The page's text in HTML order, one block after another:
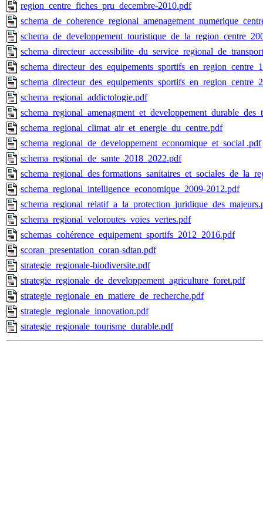
region_centre_fiches_pru_decembre-2010.pdf
schema_regional_addictologie.pdf
schema_regional_climat_air_et_energie_du_centre.pdf
schema_regional_de_developpement_economique_et_social .pdf
schema_regional_de_sante_2018_2022.pdf
schema_regional_des
schema_regional_intelligence_economique_2009-2012.pdf
schema_regional_veloroutes_voies_vertes.pdf
schemas_cohérence_equipement_sportifs_2012_2016.pdf
scoran_presentation_coran-sdtan.pdf
strategie_regionale-biodiversite.pdf
strategie_regionale_de_developpement_agriculture_foret.pdf
strategie_regionale_en_matiere_de_recherche.pdf
strategie_regionale_innovation.pdf
strategie_regionale_tourisme_durable.pdf